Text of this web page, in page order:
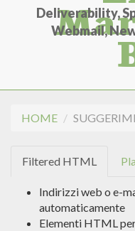
Deliverability,
Webmail,
HOME
Filtered HTML
Indirizzi web o e-
automaticamente
Elementi HTML